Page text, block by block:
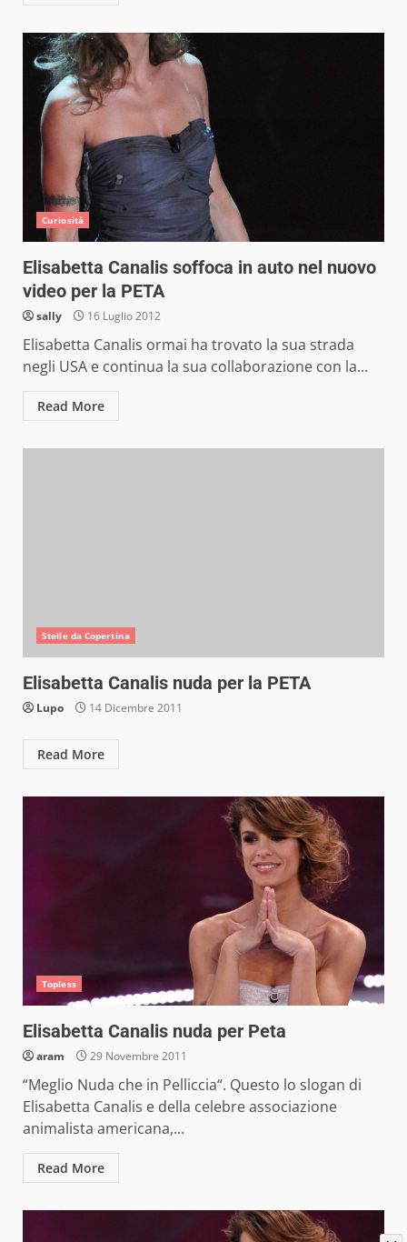
Curiosità
Elisabetta Canalis soffoca in auto nel nuovo
video per la PETA
sally 16 Luglio 2012
Elisabetta Canalis ormai ha trovato la sua strada
negli USA e continua la sua collaborazione con la...
Read More
Stelle da Copertina
Elisabetta Canalis nuda per la PETA
Lupo 14 Dicembre 2011
Read More
Topless
Elisabetta Canalis nuda per Peta
aram 29 Novembre 2011
“Meglio Nuda che in Pelliccia“. Questo lo slogan di
Elisabetta Canalis e della celebre associazione
animalista americana,...
Read More